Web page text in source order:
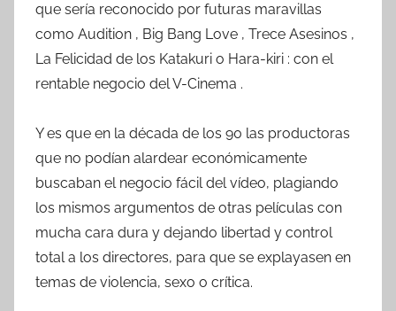
que sería reconocido por futuras maravillas
como Audition , Big Bang Love , Trece Asesinos ,
La Felicidad de los Katakuri o Hara-kiri : con el
rentable negocio del V-Cinema .
Y es que en la década de los 90 las productoras
que no podían alardear económicamente
buscaban el negocio fácil del vídeo, plagiando
los mismos argumentos de otras películas con
mucha cara dura y dejando libertad y control
total a los directores, para que se explayasen en
temas de violencia, sexo o crítica.